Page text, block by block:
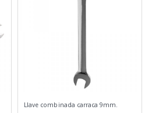
Llave combinada carraca 9mm.